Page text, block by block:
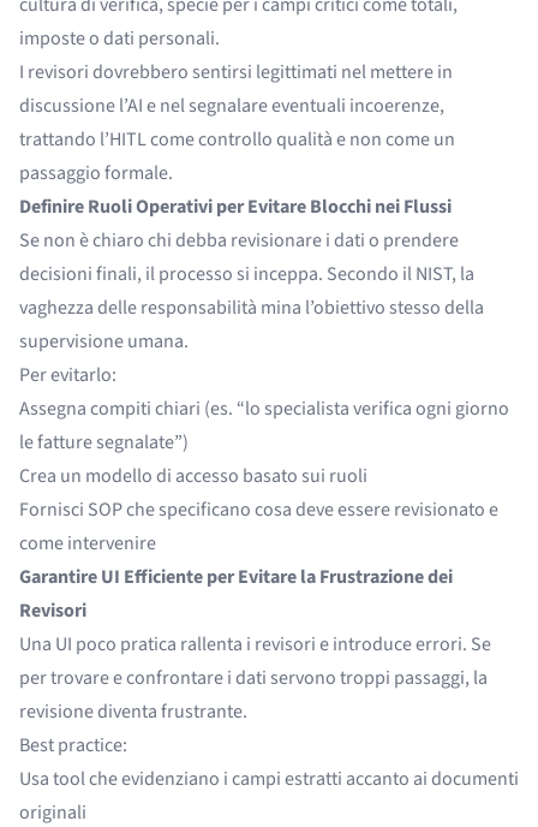
imposte o dati personali.
I revisori dovrebbero sentirsi legittimati nel mettere in
discussione l’AI e nel segnalare eventuali incoerenze,
trattando l’HITL come controllo qualità e non come un
passaggio formale.
Definire Ruoli Operativi per Evitare Blocchi nei Flussi
Se non è chiaro chi debba revisionare i dati o prendere
decisioni finali, il processo si inceppa. Secondo il NIST, la
vaghezza delle responsabilità mina l’obiettivo stesso della
supervisione umana.
Per evitarlo:
Assegna compiti chiari (es. “lo specialista verifica ogni giorno
le fatture segnalate”)
Crea un modello di accesso basato sui ruoli
Fornisci SOP che specificano cosa deve essere revisionato e
come intervenire
Garantire UI Efficiente per Evitare la Frustrazione dei
Revisori
Una UI poco pratica rallenta i revisori e introduce errori. Se
per trovare e confrontare i dati servono troppi passaggi, la
revisione diventa frustrante.
Best practice:
Usa tool che evidenziano i campi estratti accanto ai documenti
originali